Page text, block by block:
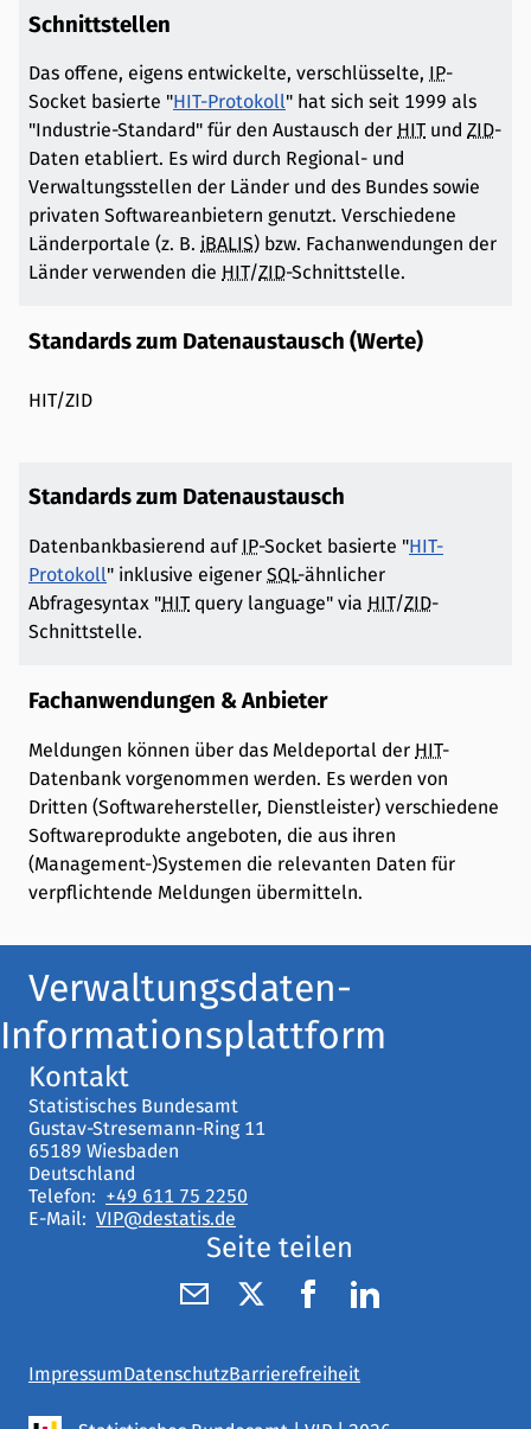
Schnittstellen
Das offene, eigens entwickelte, verschlüsselte, IP-
Socket basierte "HIT-Protokoll" hat sich seit 1999 als
"Industrie-Standard" für den Austausch der HIT und ZID-
Daten etabliert. Es wird durch Regional- und
Verwaltungsstellen der Länder und des Bundes sowie
privaten Softwareanbietern genutzt. Verschiedene
Länderportale (z. B. iBALIS) bzw. Fachanwendungen der
Länder verwenden die HIT/ZID-Schnittstelle.
Standards zum Datenaustausch (Werte)
HIT/ZID
Standards zum Datenaustausch
Datenbankbasierend aufIP-Socket basierte "HIT-
Protokoll" inklusive eigener SQL-ähnlicher
Abfragesyntax "HIT query language" via HIT/ZID-
Schnittstelle.
Fachanwendungen & Anbieter
Meldungen können über das Meldeportal der HIT-
Datenbank vorgenommen werden. Es werden von
Dritten (Softwarehersteller, Dienstleister) verschiedene
Softwareprodukte angeboten, die aus ihren
(Management-)Systemen die relevanten Daten für
verpflichtende Meldungen übermitteln.
Verwaltungsdaten-
Informationsplattform
Kontakt
Statistisches Bundesamt
Gustav-Stresemann-Ring 11
65189 Wiesbaden
Deutschland
Telefon: +49 611 75 2250
E-Mail: VIP@destatis.de
Seite teilen
ImpressumDatenschutzBarrierefreiheit